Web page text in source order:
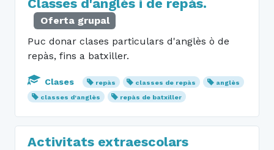
Classes d'anglès i de repàs.
Oferta grupal
Puc donar clases particulars d'anglès ò de
repàs, fins a batxiller.
Clases repàs classes de repàs
anglès
classes d'anglès
repàs de batxiller
Activitats extraescolars